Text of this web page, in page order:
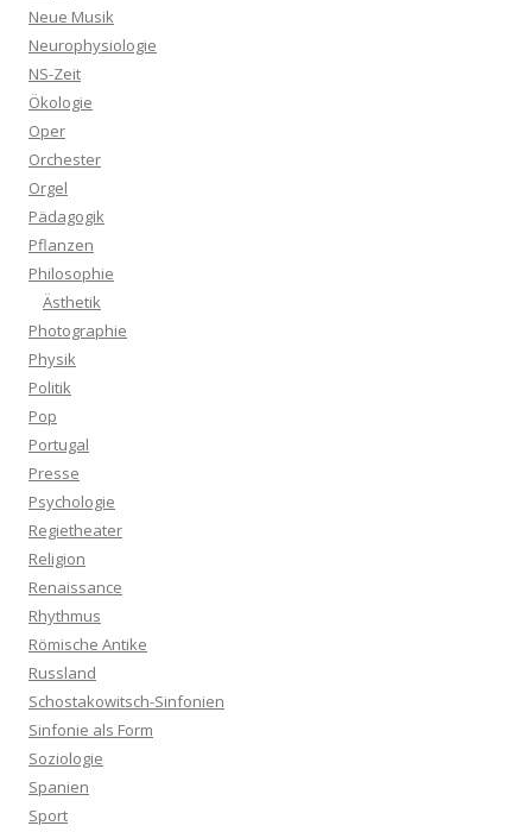
Neue Musik
Neurophysiologie
NS-Zeit
Ökologie
Oper
Orchester
Orgel
Pädagogik
Pflanzen
Philosophie
Ästhetik
Photographie
Physik
Politik
Pop
Portugal
Presse
Psychologie
Regietheater
Religion
Renaissance
Rhythmus
Römische Antike
Russland
Schostakowitsch-Sinfonien
Sinfonie als Form
Soziologie
Spanien
Sport